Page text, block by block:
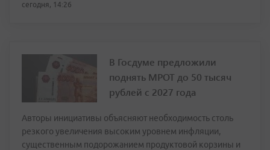
сегодня, 14:26
В Госдуме предложили
поднять МРОТ до 50 тысяч
рублей с 2027 года
Авторы инициативы объясняют необходимость столь
резкого увеличения высоким уровнем инфляции,
существенным подорожанием продуктовой корзины и